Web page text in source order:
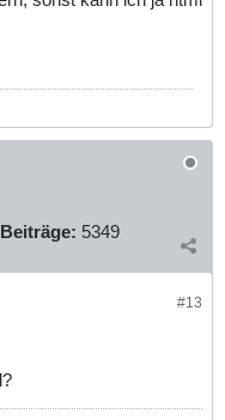
Beiträge: 5349
#13